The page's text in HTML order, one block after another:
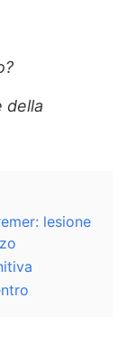
della
lesione